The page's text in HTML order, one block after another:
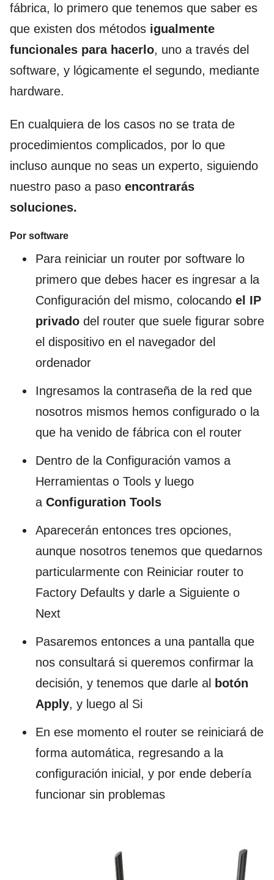
fábrica, lo primero que tenemos que saber es
que existen dos métodos igualmente
funcionales para hacerlo, uno a través del
software, y lógicamente el segundo, mediante
hardware.
En cualquiera de los casos no se trata de
procedimientos complicados, por lo que
incluso aunque no seas un experto, siguiendo
nuestro paso a paso encontrarás
soluciones.
Por software
Para reiniciar un router por software lo
primero que debes hacer es ingresar a la
Configuración del mismo, colocando el IP
privado del router que suele figurar sobre
el dispositivo en el navegador del
ordenador
Ingresamos la contraseña de la red que
nosotros mismos hemos configurado o la
que ha venido de fábrica con el router
Dentro de la Configuración vamos a
Herramientas o Tools y luego
a Configuration Tools
Aparecerán entonces tres opciones,
aunque nosotros tenemos que quedarnos
particularmente con Reiniciar router to
Factory Defaults y darle a Siguiente o
Next
Pasaremos entonces a una pantalla que
nos consultará si queremos confirmar la
decisión, y tenemos que darle al
botón
Apply, y luego al Si
En ese momento el router se reiniciará de
forma automática, regresando a la
configuración inicial, y por ende debería
funcionar sin problemas